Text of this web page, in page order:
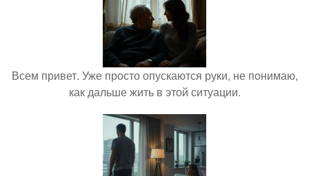
Всем привет. Уже просто опускаются руки, не понимаю,
как дальше жить в этой ситуации.